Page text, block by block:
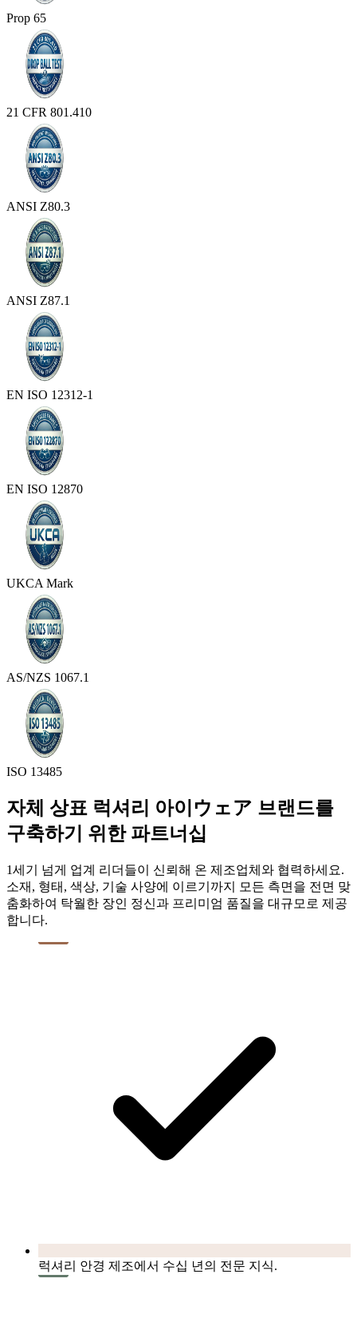
Prop 65
21 CFR 801.410
ANSI Z80.3
ANSI Z87.1
EN ISO 12312-1
EN ISO 12870
UKCA Mark
AS/NZS 1067.1
ISO 13485
자체 상표 럭셔리 아이ウェア 브랜드를
구축하기 위한 파트너십
1세기 넘게 업계 리더들이 신뢰해 온 제조업체와 협력하세요.
소재, 형태, 색상, 기술 사양에 이르기까지 모든 측면을 전면 맞
춤화하여 탁월한 장인 정신과 프리미엄 품질을 대규모로 제공
합니다.
럭셔리 안경 제조에서 수십 년의 전문 지식.